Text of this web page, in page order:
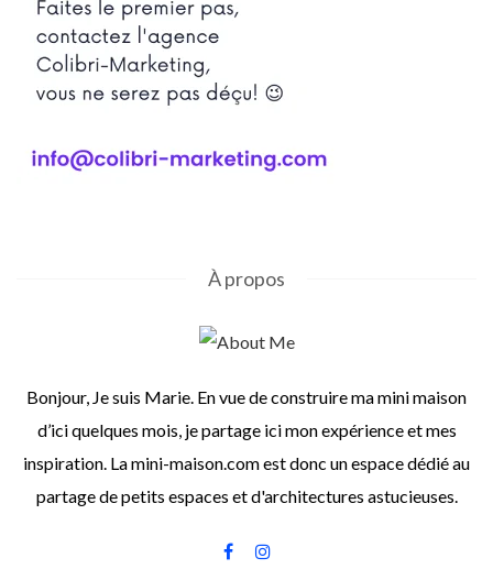
À propos
Bonjour, Je suis Marie. En vue de construire ma mini maison
d’ici quelques mois, je partage ici mon expérience et mes
inspiration. La mini-maison.com est donc un espace dédié au
partage de petits espaces et d'architectures astucieuses.